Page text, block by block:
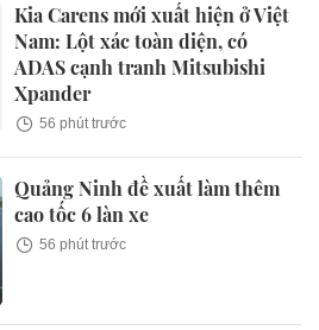
Kia Carens mới xuất hiện ở Việt
Nam: Lột xác toàn diện, có
ADAS cạnh tranh Mitsubishi
Xpander
56 phút trước
Quảng Ninh đề xuất làm thêm
cao tốc 6 làn xe
56 phút trước